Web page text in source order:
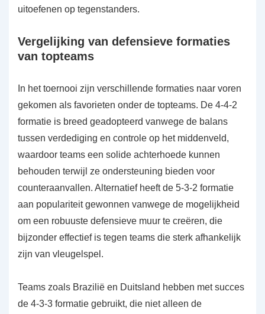
uitoefenen op tegenstanders.
Vergelijking van defensieve formaties
van topteams
In het toernooi zijn verschillende formaties naar voren
gekomen als favorieten onder de topteams. De 4-4-2
formatie is breed geadopteerd vanwege de balans
tussen verdediging en controle op het middenveld,
waardoor teams een solide achterhoede kunnen
behouden terwijl ze ondersteuning bieden voor
counteraanvallen. Alternatief heeft de 5-3-2 formatie
aan populariteit gewonnen vanwege de mogelijkheid
om een robuuste defensieve muur te creëren, die
bijzonder effectief is tegen teams die sterk afhankelijk
zijn van vleugelspel.
Teams zoals Brazilië en Duitsland hebben met succes
de 4-3-3 formatie gebruikt, die niet alleen de